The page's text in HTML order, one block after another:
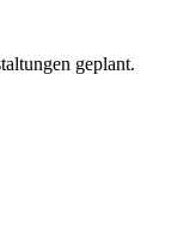
geplant.